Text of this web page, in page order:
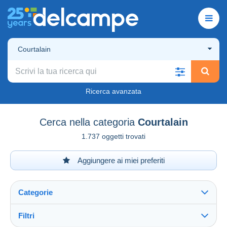
Courtalain
Ricerca avanzata
Cerca nella categoria Courtalain
1.737 oggetti trovati
Aggiungere ai miei preferiti
Categorie
Filtri